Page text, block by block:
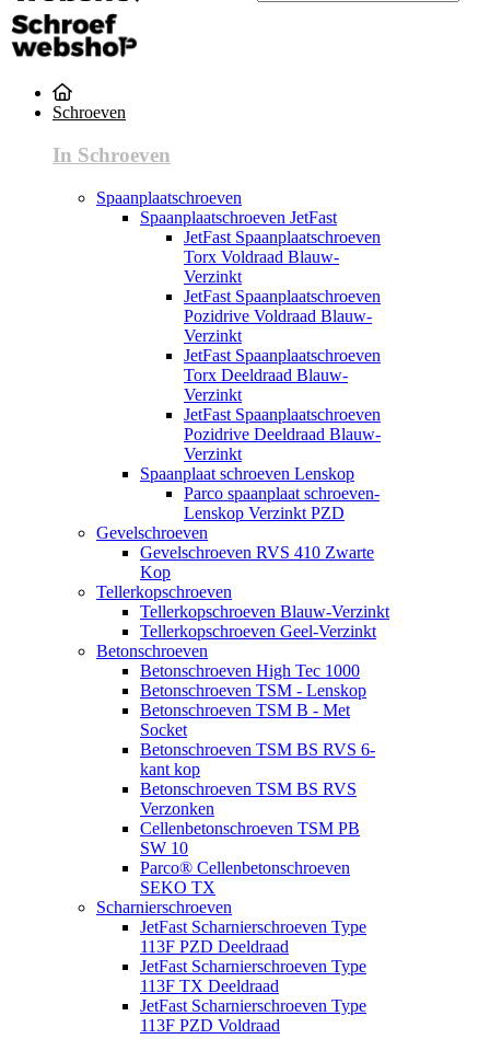
Schroeven
In Schroeven
Spaanplaatschroeven
Spaanplaatschroeven JetFast
JetFast Spaanplaatschroeven
Torx Voldraad Blauw-
Verzinkt
JetFast Spaanplaatschroeven
Pozidrive Voldraad Blauw-
Verzinkt
JetFast Spaanplaatschroeven
Torx Deeldraad Blauw-
Verzinkt
JetFast Spaanplaatschroeven
Pozidrive Deeldraad Blauw-
Verzinkt
Spaanplaat schroeven Lenskop
Parco spaanplaat schroeven-
Lenskop Verzinkt PZD
Gevelschroeven
Gevelschroeven RVS 410 Zwarte
Kop
Tellerkopschroeven
Tellerkopschroeven Blauw-Verzinkt
Tellerkopschroeven Geel-Verzinkt
Betonschroeven
Betonschroeven High Tec 1000
Betonschroeven TSM - Lenskop
Betonschroeven TSM B - Met
Socket
Betonschroeven TSM BS RVS 6-
kant kop
Betonschroeven TSM BS RVS
Verzonken
Cellenbetonschroeven TSM PB
SW 10
Parco® Cellenbetonschroeven
SEKO TX
Scharnierschroeven
JetFast Scharnierschroeven Type
113F PZD Deeldraad
JetFast Scharnierschroeven Type
113F TX Deeldraad
JetFast Scharnierschroeven Type
113F PZD Voldraad